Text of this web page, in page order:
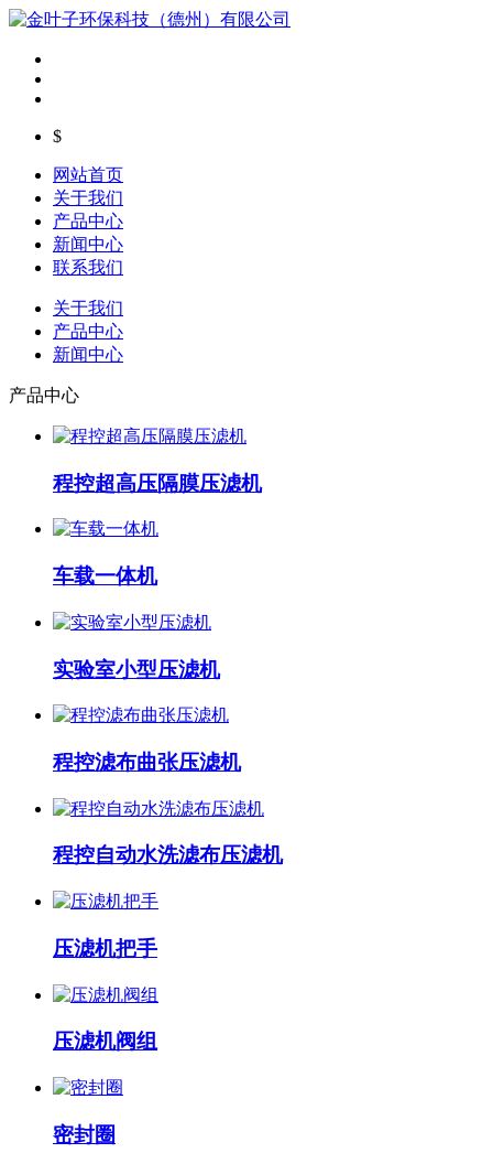
$
网站首页
关于我们
产品中心
新闻中心
联系我们
关于我们
产品中心
新闻中心
产品中心
程控超高压隔膜压滤机
车载一体机
实验室小型压滤机
程控滤布曲张压滤机
程控自动水洗滤布压滤机
压滤机把手
压滤机阀组
密封圈